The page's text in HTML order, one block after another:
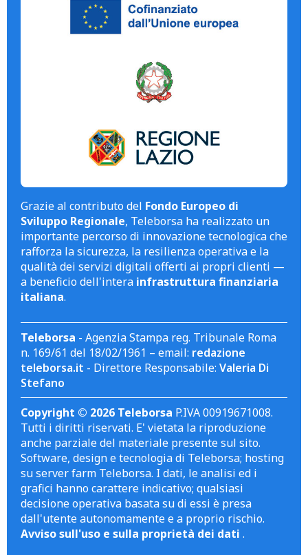
Grazie al contributo del Fondo Europeo di
Sviluppo Regionale, Teleborsa ha realizzato un
importante percorso di innovazione tecnologica che
rafforza la sicurezza, la resilienza operativa e la
qualità dei servizi digitali offerti ai propri clienti —
a beneficio dell'intera infrastruttura finanziaria
italiana.
Teleborsa - Agenzia Stampa reg. Tribunale Roma
n. 169/61 del 18/02/1961 – email: redazione
teleborsa.it - Direttore Responsabile: Valeria Di
Stefano
Copyright © 2026 Teleborsa P.IVA 00919671008.
Tutti i diritti riservati. E' vietata la riproduzione
anche parziale del materiale presente sul sito.
Software, design e tecnologia di Teleborsa; hosting
su server farm Teleborsa. I dati, le analisi ed i
grafici hanno carattere indicativo; qualsiasi
decisione operativa basata su di essi è presa
dall'utente autonomamente e a proprio rischio.
Avviso sull'uso e sulla proprietà dei dati .